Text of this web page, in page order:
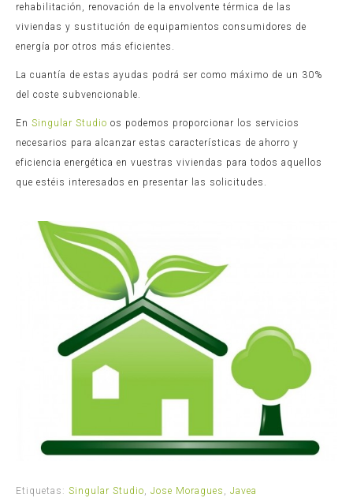
rehabilitación, renovación de la envolvente térmica de las
viviendas y sustitución de equipamientos consumidores de
energía por otros más eficientes.
La cuantía de estas ayudas podrá ser como máximo de un 30%
del coste subvencionable.
En Singular Studio os podemos proporcionar los servicios
necesarios para alcanzar estas características de ahorro y
eficiencia energética en vuestras viviendas para todos aquellos
que estéis interesados en presentar las solicitudes.
Etiquetas: Singular Studio, Jose Moragues , Javea